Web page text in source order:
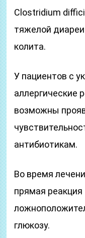
Clostridium
тяжелой
колита.
У пациентов с
аллергические
возможны
антибиотикам.
Во время
прямая
глюкозу.